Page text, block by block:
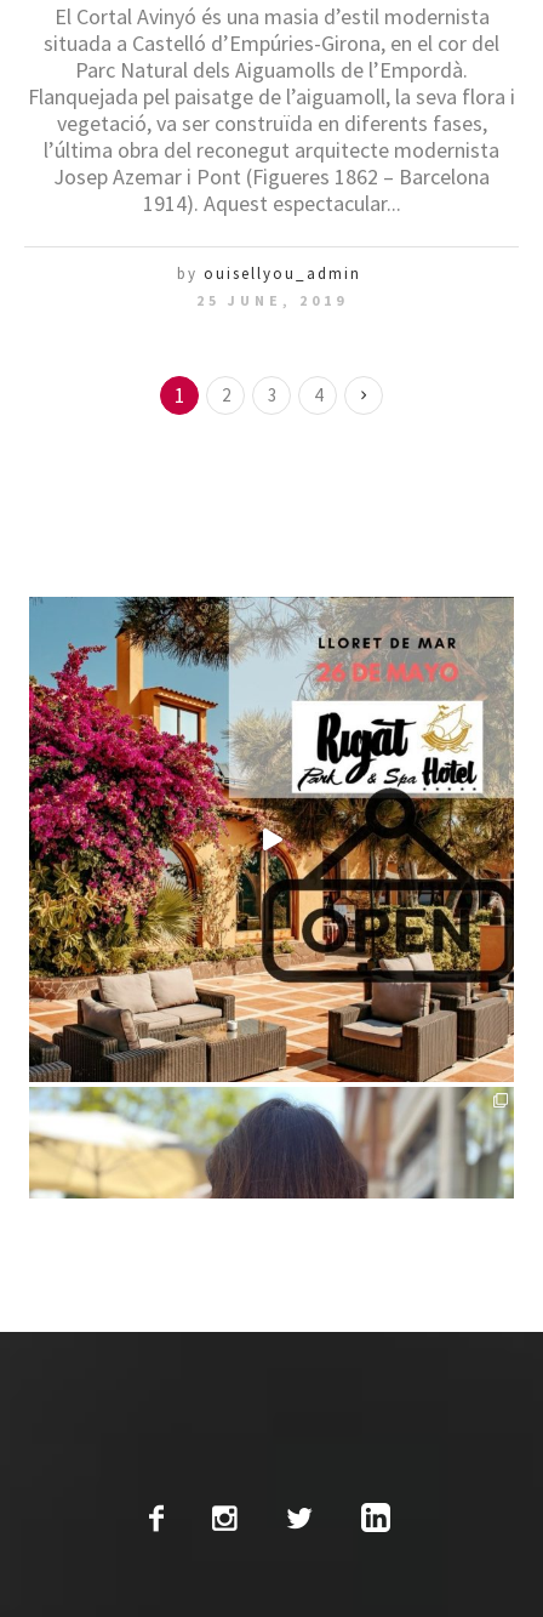
El Cortal Avinyó és una masia d’estil modernista
situada a Castelló d’Empúries-Girona, en el cor del
Parc Natural dels Aiguamolls de l’Empordà.
Flanquejada pel paisatge de l’aiguamoll, la seva flora i
vegetació, va ser construïda en diferents fases,
l’última obra del reconegut arquitecte modernista
Josep Azemar i Pont (Figueres 1862 – Barcelona
1914). Aquest espectacular...
by ouisellyou_admin
25 JUNE, 2019
1 2 3 4